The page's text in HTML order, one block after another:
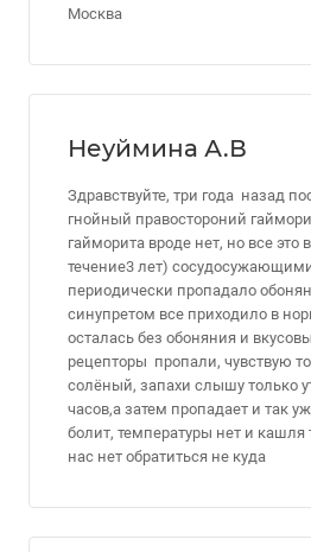
Москва
Неуймина А.В
Здравствуйте, три года назад
гнойный правостороний
гайморита вроде нет, но все это
течение3 лет)
периодически пропадало
синупретом все приходило в
осталась без обоняния и
рецепторы пропали, чувствую
солёный, запахи слышу только
часов,а затем пропадает и так
болит, температуры нет и кашля
нас нет обратиться не куда